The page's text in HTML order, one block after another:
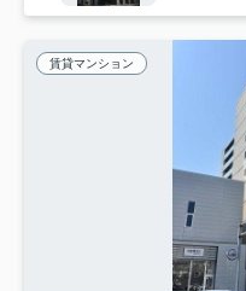
賃貸マンション